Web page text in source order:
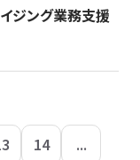
イジング業務支援
14
...